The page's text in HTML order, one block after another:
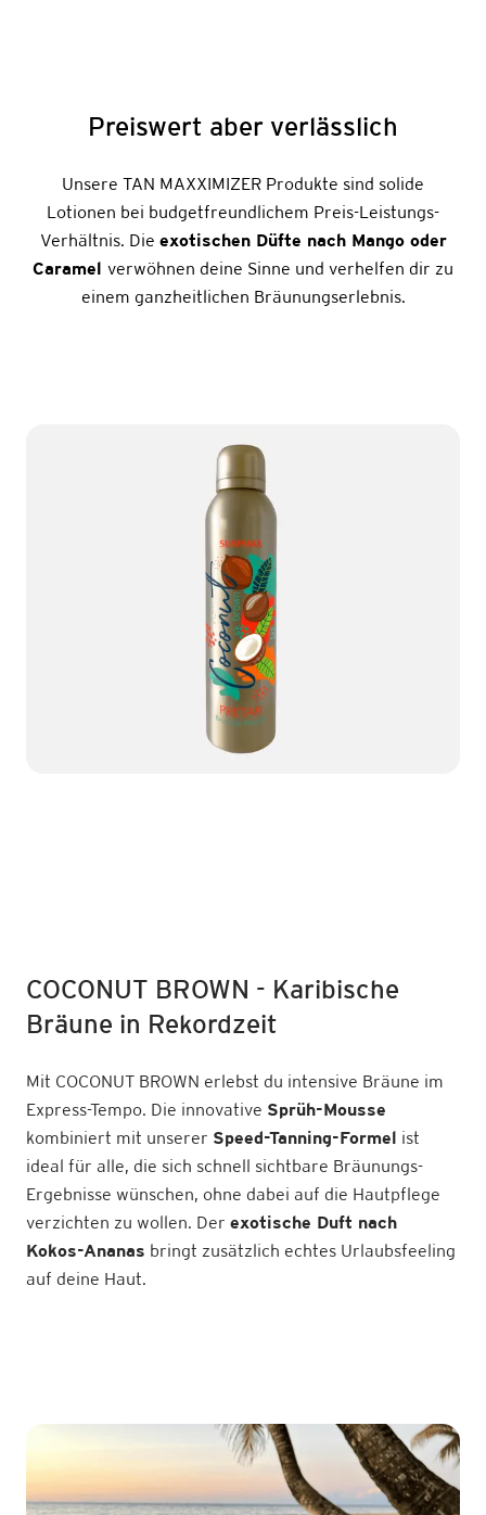
Preiswert aber verlässlich
Unsere TAN MAXXIMIZER Produkte sind solide
Lotionen bei budgetfreundlichem Preis-Leistungs-
Verhältnis. Die exotischen Düfte nach Mango oder
Caramel verwöhnen deine Sinne und verhelfen dir zu
einem ganzheitlichen Bräunungserlebnis.
COCONUT BROWN - Karibische
Bräune in Rekordzeit
Mit COCONUT BROWN erlebst du intensive Bräune im
Express-Tempo. Die innovative Sprüh-Mousse
kombiniert mit unserer Speed-Tanning-Formel ist
ideal für alle, die sich schnell sichtbare Bräunungs-
Ergebnisse wünschen, ohne dabei auf die Hautpflege
verzichten zu wollen. Der exotische Duft nach
Kokos-Ananas bringt zusätzlich echtes Urlaubsfeeling
auf deine Haut.